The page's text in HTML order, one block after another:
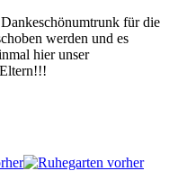
für die
werden und es
hier unser